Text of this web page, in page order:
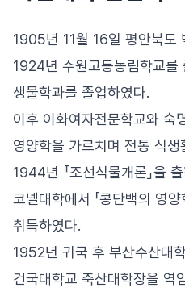
1905년 11월 16일 평안북도
1924년 수원고등농림학교를
생물학과를 졸업하였다.
이후 이화여자전문학교와 숙
영양학을 가르치며 전통 식생
1944년 『조선식물개론』을
코넬대학에서 「콩단백의 영
취득하였다.
1952년 귀국 후 부산수산대
건국대학교 축산대학장을 역